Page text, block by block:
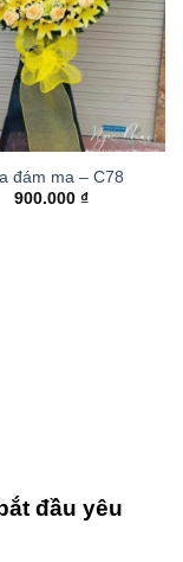
đám ma – C78
900.000 ₫
đầu yêu